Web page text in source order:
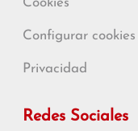
Cookies
Configurar cookies
Privacidad
Redes Sociales